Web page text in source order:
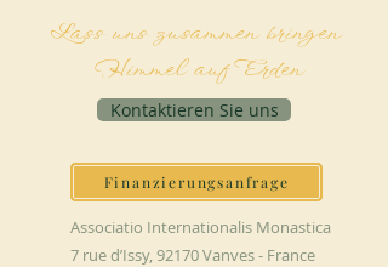
Lass uns zusammen bringen
Himmel auf Erden
Kontaktieren Sie uns
Finanzierungsanfrage
Associatio Internationalis Monastica
7 rue d’Issy, 92170 Vanves - France